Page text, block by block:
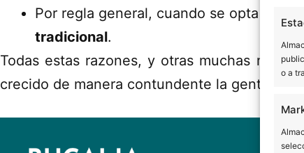
o a
Por regla general, cuando se opta por
tradicional.
Todas estas razones, y otras muchas más
crecido de manera contundente la gente